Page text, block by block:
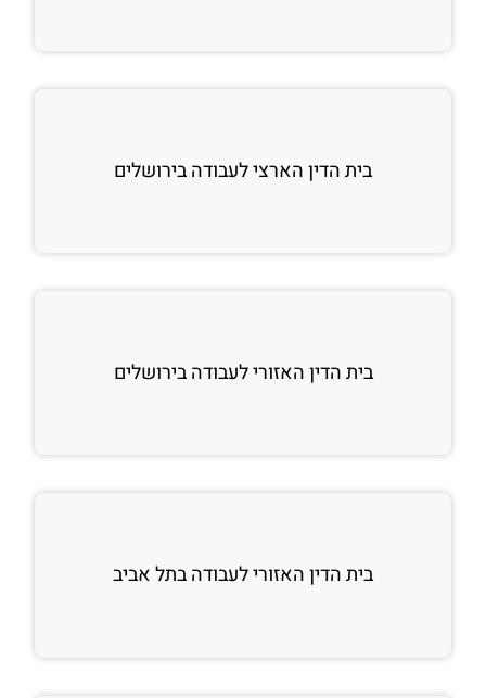
בית הדין הארצי לעבודה בירושלים
בית הדין האזורי לעבודה בירושלים
בית הדין האזורי לעבודה בתל אביב